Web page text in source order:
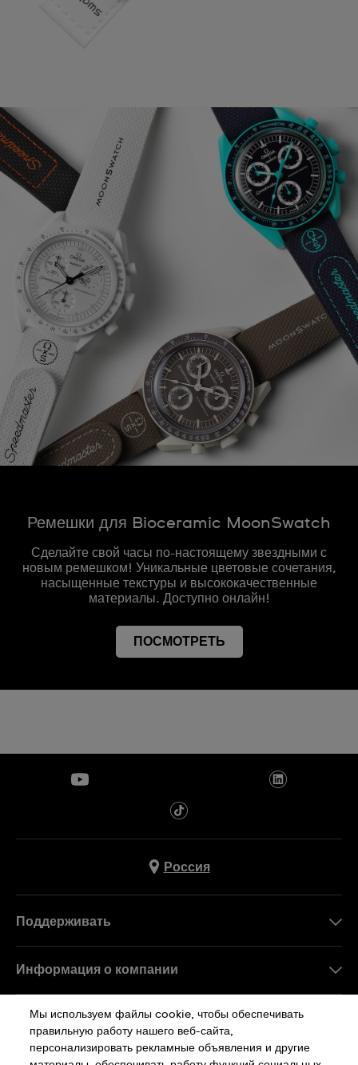
Ремешки для Bioceramic MoonSwatch
Сделайте свой часы по-настоящему звездными с
новым ремешком! Уникальные цветовые сочетания,
насыщенные текстуры и высококачественные
материалы. Доступно онлайн!
ПОСМОТРЕТЬ
Россия
Поддерживать
Информация о компании
Работа в Swatch
Sitemap
Мы используем файлы cookie, чтобы обеспечивать
правильную работу нашего веб-сайта,
персонализировать рекламные объявления и другие